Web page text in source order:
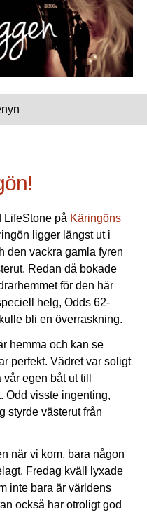
LifeStone på Käringöns
ligger längst ut i
den vackra gamla fyren
Redan då bokade
för den här
helg, Odds 62-
bli en överraskning.
hemma och kan se
perfekt. Vädret var soligt
egen båt ut till
Odd visste ingenting,
styrde västerut från
när vi kom, bara någon
Fredag kväll lyxade
inte bara är världens
också har otroligt god